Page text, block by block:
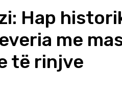
Hap
me
të rinjve